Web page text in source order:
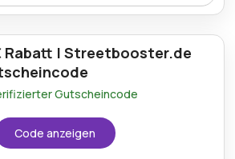
Weitere Informationen finden Sie
auf der Website des Händlers.
Sirius Matte Black.
Kein Minimum erforderlich
Zeitlich begrenztes Angebot
Rabatt | Streetbooster.de
Gutscheincode
Code anzeigen